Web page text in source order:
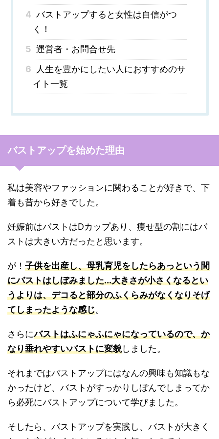
4 バストアップすると女性は自信がつ
く！
5 運営者・お問合せ先
6
人生を豊かにしたい人におすすめのサ
イト一覧
バストアップを始めた理由
私は美容やファッションに関わることが好きで、下
着も昔から好きでした。
妊娠前はバストはDカップあり、痩せ型の割にはバ
ストは大きい方だったと思います。
が！ 子供を出産し、母乳育児をしたらあっという間
にバストはしぼみました...大きさが小さくなるとい
うよりは、デコると部分のふくらみがなくなりそげ
てしまったような感じ。
さらにバストはふにゃふにゃになっているので、か
なり垂れやすいバストに変貌しました。
それまではバストアップにはなんの興味も知識もな
かったけど、バストがすっかりしぼんでしまってか
ら必死にバストアップについて学びました。
そしたら、バストアップを実践し、バストが大きく